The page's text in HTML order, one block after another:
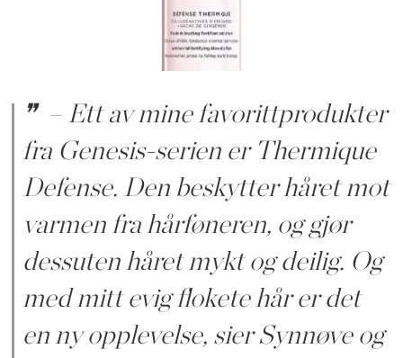
– Ett av mine favorittprodukter
fra Genesis-serien er Thermique
Defense. Den beskytter håret mot
varmen fra hårføneren, og gjør
dessuten håret mykt og deilig. Og
med mitt evig flokete hår er det
en ny opplevelse, sier Synnøve og